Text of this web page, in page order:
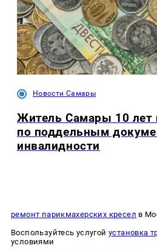
Новости Самары
Житель Самары 10 лет
по поддельным
инвалидности
ремонт парикмахерских кресел в
Воспользуйтесь услугой установка
условиями